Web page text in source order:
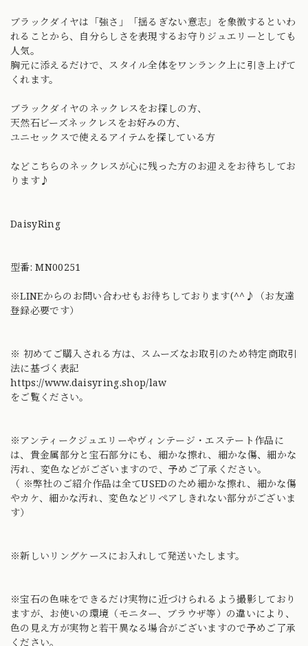
ブラックダイヤは「強さ」「揺るぎない意志」を象徴するといわ
れることから、自分らしさを表現するお守りジュエリーとしても
人気。
胸元に添えるだけで、スタイル全体をワンランク上に引き上げて
くれます。
ブラックダイヤのネックレスをお探しの方、
天然石ビーズネックレスをお好みの方、
ユニセックスで使えるアイテムを探している方
などこちらのネックレスが心に残った方のお迎えをお待ちしてお
ります♪
DaisyRing
型番: MN00251
※LINEからのお問い合わせもお待ちしております(^^♪（お友達
登録必要です）
※ 初めてご購入される方は、スムーズなお取引のため特定商取引
法に基づく表記
https://www.daisyring.shop/law
をご覧ください。
※アンティークジュエリーやヴィンテージ・エステート作品に
は、貴金属部分と宝石部分にも、細かな擦れ、細かな傷、細かな
汚れ、変色などがございますので、予めご了承ください。
（ ※弊社のご紹介作品は全てUSEDのため細かな擦れ、細かな傷
やカケ、細かな汚れ、変色などリペアしきれない部分がございま
す）
※新しいリングケースにお入れして発送いたします。
※宝石の色味をできるだけ実物に近づけられるよう撮影しており
ますが、お使いの環境（モニター、ブラウザ等）の違いにより、
色の見え方が実物と若干異なる場合がございますので予めご了承
ください。